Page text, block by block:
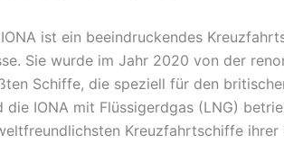
ist ein beeindruckendes
Sie wurde im Jahr 2020 von der
Schiffe, die speziell für den
die IONA mit Flüssigerdgas (LNG)
Kreuzfahrtschiffe ihrer